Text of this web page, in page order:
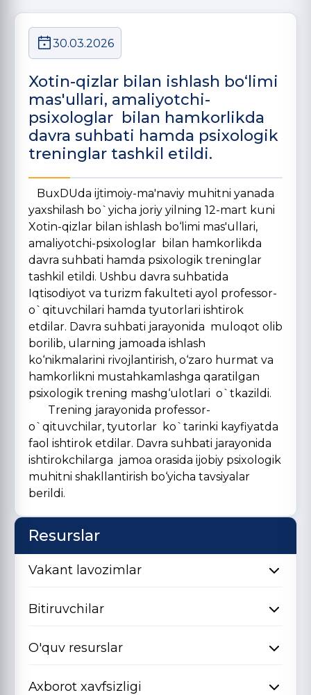
30.03.2026
Xotin-qizlar bilan ishlash bo‘limi
mas'ullari, amaliyotchi-
psixologlar bilan hamkorlikda
davra suhbati hamda psixologik
treninglar tashkil etildi.
BuxDUda ijtimoiy-ma'naviy muhitni yanada
yaxshilash bo`yicha joriy yilning 12-mart kuni
Xotin-qizlar bilan ishlash bo‘limi mas'ullari,
amaliyotchi-psixologlar bilan hamkorlikda
davra suhbati hamda psixologik treninglar
tashkil etildi. Ushbu davra suhbatida
Iqtisodiyot va turizm fakulteti ayol professor-
o`qituvchilari hamda tyutorlari ishtirok
etdilar. Davra suhbati jarayonida muloqot olib
borilib, ularning jamoada ishlash
ko‘nikmalarini rivojlantirish, o‘zaro hurmat va
hamkorlikni mustahkamlashga qaratilgan
psixologik trening mashg‘ulotlari o`tkazildi.
Trening jarayonida professor-
o`qituvchilar, tyutorlar ko`tarinki kayfiyatda
faol ishtirok etdilar. Davra suhbati jarayonida
ishtirokchilarga jamoa orasida ijobiy psixologik
muhitni shakllantirish bo‘yicha tavsiyalar
berildi.
Resurslar
Vakant lavozimlar
Bitiruvchilar
O'quv resurslar
Axborot xavfsizligi